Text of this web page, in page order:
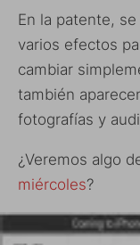
En la patente,
varios efectos
cambiar
también
fotografías y
¿Veremos algo
miércoles?